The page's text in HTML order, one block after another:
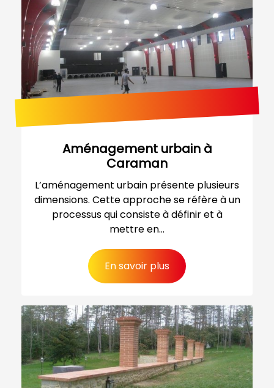
Aménagement urbain à
Caraman
L’aménagement urbain présente plusieurs
dimensions. Cette approche se réfère à un
processus qui consiste à définir et à
mettre en...
En savoir plus